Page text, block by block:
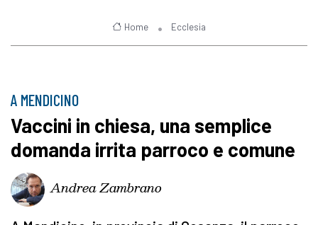
Home Ecclesia
A MENDICINO
Vaccini in chiesa, una semplice
domanda irrita parroco e comune
Andrea Zambrano